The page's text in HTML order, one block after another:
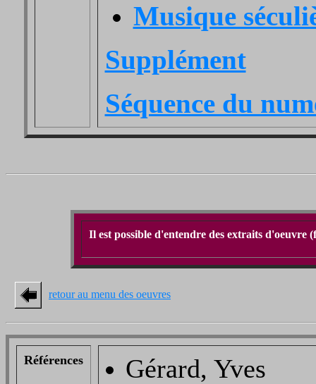
Musique
Supplément
Séquence du
Il est possible d'entendre des extraits
retour au menu des oeuvres
Références
Gérard, Yves